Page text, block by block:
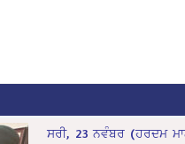
ਸਰੀ, 23 ਨਵੰਬਰ (ਹਰਦਮ